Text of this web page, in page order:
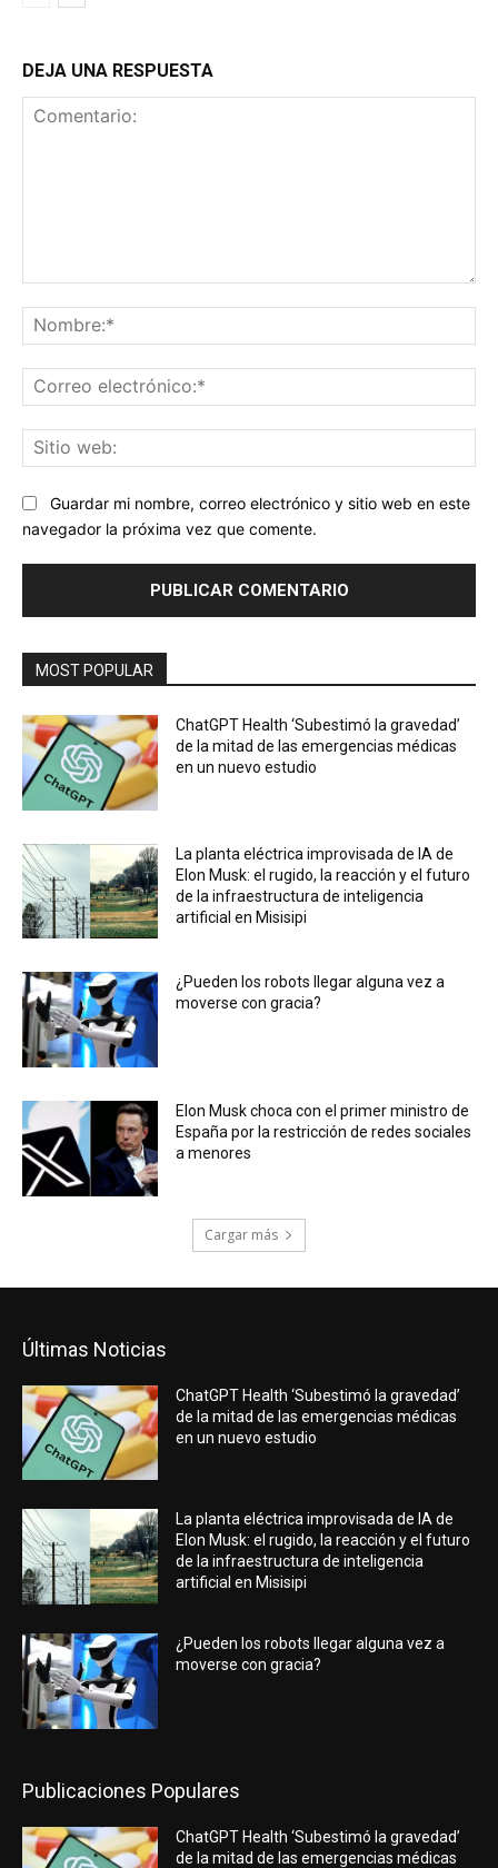
DEJA UNA RESPUESTA
Guardar mi nombre, correo electrónico y sitio web en este
navegador la próxima vez que comente.
MOST POPULAR
ChatGPT Health ‘Subestimó la gravedad’
de la mitad de las emergencias médicas
en un nuevo estudio
La planta eléctrica improvisada de IA de
Elon Musk: el rugido, la reacción y el futuro
de la infraestructura de inteligencia
artificial en Misisipi
¿Pueden los robots llegar alguna vez a
moverse con gracia?
Elon Musk choca con el primer ministro de
España por la restricción de redes sociales
a menores
Cargar más
Últimas Noticias
ChatGPT Health ‘Subestimó la gravedad’
de la mitad de las emergencias médicas
en un nuevo estudio
La planta eléctrica improvisada de IA de
Elon Musk: el rugido, la reacción y el futuro
de la infraestructura de inteligencia
artificial en Misisipi
¿Pueden los robots llegar alguna vez a
moverse con gracia?
Publicaciones Populares
ChatGPT Health ‘Subestimó la gravedad’
de la mitad de las emergencias médicas